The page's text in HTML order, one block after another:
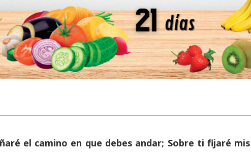
el camino en que debes andar; Sobre ti fijaré mis